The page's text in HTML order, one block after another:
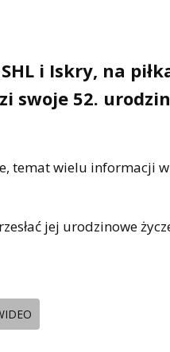
i Iskry, na
swoje 52.
temat wielu informacji
jej urodzinowe